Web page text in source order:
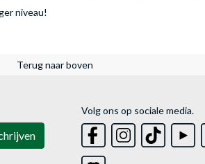
niveau!
Terug naar boven
Volg ons op sociale media.